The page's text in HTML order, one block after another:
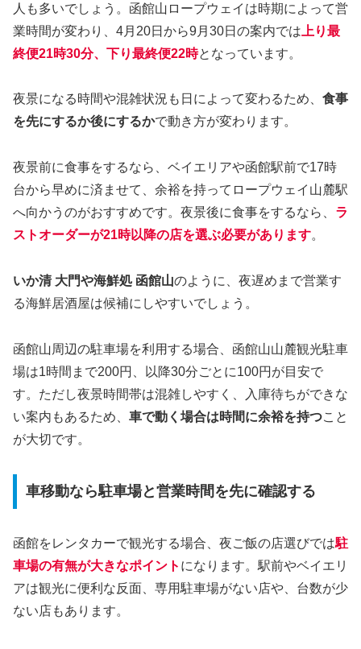
人も多いでしょう。函館山ロープウェイは時期によって営
業時間が変わり、4月20日から9月30日の案内では 上り最
終便21時30分、下り最終便22時となっています。
夜景になる時間や混雑状況も日によって変わるため、 食事
を先にするか後にするかで動き方が変わります。
夜景前に食事をするなら、ベイエリアや函館駅前で17時
台から早めに済ませて、余裕を持ってロープウェイ山麓駅
へ向かうのがおすすめです。夜景後に食事をするなら、 ラ
ストオーダーが21時以降の店を選ぶ必要があります。
いか清 大門や海鮮処 函館山のように、夜遅めまで営業す
る海鮮居酒屋は候補にしやすいでしょう。
函館山周辺の駐車場を利用する場合、函館山山麓観光駐車
場は1時間まで200円、以降30分ごとに100円が目安で
す。ただし夜景時間帯は混雑しやすく、入庫待ちができな
い案内もあるため、 車で動く場合は時間に余裕を持つこと
が大切です。
車移動なら駐車場と営業時間を先に確認する
函館をレンタカーで観光する場合、夜ご飯の店選びでは駐
車場の有無が大きなポイント になります。駅前やベイエリ
アは観光に便利な反面、専用駐車場がない店や、台数が少
ない店もあります。